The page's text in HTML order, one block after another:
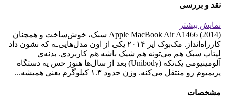
نقد و بررسی
نمایش بیشتر
Apple MacBook Air A1466 (2014) سبک، خوش‌ساخت و همچنان
کارراه‌انداز. مک‌بوک ایر ۲۰۱۴ یکی از اون مدل‌هایی‌ـه که نشون داد
لپتاپ سبک هم می‌تونه هم شیک باشه هم کاربردی. بدنه‌ی
آلومینیومی یک‌تکه (Unibody) بعد از سال‌ها هنوز حس یه دستگاه
پریمیوم رو منتقل می‌کنه. وزن حدود ۱.۳ کیلوگرم یعنی همیشه...
مشخصات